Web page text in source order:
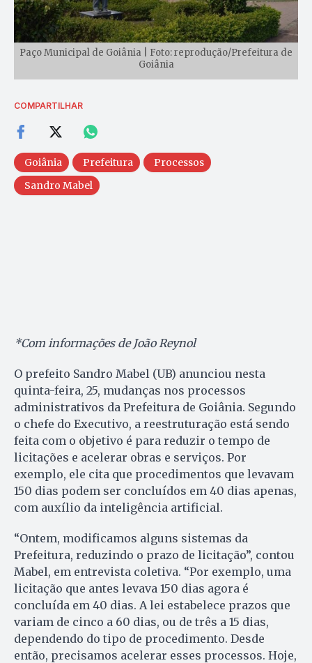
Paço Municipal de Goiânia | Foto: reprodução/Prefeitura de
Goiânia
COMPARTILHAR
Goiânia Prefeitura
Processos
Sandro Mabel
*Com informações de João Reynol
O prefeito Sandro Mabel (UB) anunciou nesta
quinta-feira, 25, mudanças nos processos
administrativos da Prefeitura de Goiânia. Segundo
o chefe do Executivo, a reestruturação está sendo
feita com o objetivo é para reduzir o tempo de
licitações e acelerar obras e serviços. Por
exemplo, ele cita que procedimentos que levavam
150 dias podem ser concluídos em 40 dias apenas,
com auxílio da inteligência artificial.
“Ontem, modificamos alguns sistemas da
Prefeitura, reduzindo o prazo de licitação”, contou
Mabel, em entrevista coletiva. “Por exemplo, uma
licitação que antes levava 150 dias agora é
concluída em 40 dias. A lei estabelece prazos que
variam de cinco a 60 dias, ou de três a 15 dias,
dependendo do tipo de procedimento. Desde
então, precisamos acelerar esses processos. Hoje,